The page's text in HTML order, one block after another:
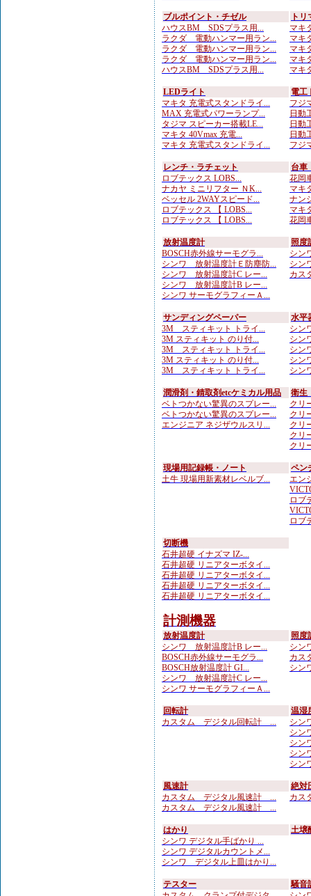
ブルポイント・チゼル
ハウスBM SDSプラス用...
ラクダ 電動ハンマー用ラン...
ラクダ 電動ハンマー用ラン...
ラクダ 電動ハンマー用ラン...
ハウスBM SDSプラス用...
ト
マキ
マキ
マキ
マキ
マキ
LEDライト
マキタ 充電式スタンドライ...
MAX 充電式パワーランプ...
タジマ スピーカー搭載LE...
マキタ 40Vmax 充電...
マキタ 充電式スタンドライ...
電工
フジ
日動
日動
日動
フジ
レンチ・ラチェット
ロブテックス LOBS...
ナカヤ ミニリフター ＮK...
ベッセル 2WAYスピード...
ロブテックス 【 LOBS...
ロブテックス 【 LOBS...
台車
花岡
マキ
ナン
マキ
花岡
放射温度計
BOSCH赤外線サーモグラ...
シンワ 放射温度計Ｅ防塵防...
シンワ 放射温度計C レー...
シンワ 放射温度計B レー...
シンワ サーモグラフィーＡ...
照度
シン
シン
カス
サンディングペーパー
3M スティキット トライ...
3M スティキット のり付...
3M スティキット トライ...
3M スティキット のり付...
3M スティキット トライ...
水平
シン
シン
シン
シン
シン
潤滑剤・錆取剤etcケミカル用品
ベトつかない驚異のスプレー...
ベトつかない驚異のスプレー...
エンジニア ネジザウルスリ...
衛生
クリ
クリ
クリ
クリ
クリ
現場用記録帳・ノート
土牛 現場用新素材レベルブ...
ペン
エン
ロブ
ロブ
切断機
石井超硬 イナズマ IZ-...
石井超硬 リニアターボタイ...
石井超硬 リニアターボタイ...
石井超硬 リニアターボタイ...
石井超硬 リニアターボタイ...
計測機器
放射温度計
シンワ 放射温度計B レー...
BOSCH赤外線サーモグラ...
BOSCH放射温度計 GI...
シンワ 放射温度計C レー...
シンワ サーモグラフィーＡ...
照度
シン
カス
シン
回転計
カスタム デジタル回転計 ...
温湿
シン
シン
シン
シン
シン
風速計
カスタム デジタル風速計 ...
カスタム デジタル風速計 ...
絶対
カス
はかり
シンワ デジタル手ばかり ...
シンワ デジタルカウントメ...
シンワ デジタル上皿はかり...
土壌
テスター
騒音